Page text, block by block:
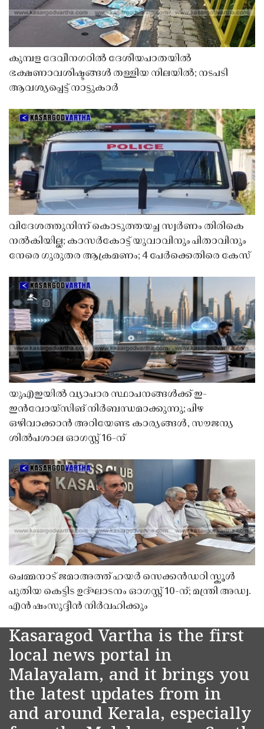
കുമ്പള ദേവീനഗറിൽ ദേശീയപാതയിൽ
ഭക്ഷണാവശിഷ്ടങ്ങൾ തള്ളിയ നിലയിൽ; നടപടി
ആവശ്യപ്പെട്ട് നാട്ടുകാർ
വിദേശത്തുനിന്ന് കൊടുത്തയച്ച സ്വർണം തിരികെ
നൽകിയില്ല; കാസർകോട്ട് യുവാവിനും പിതാവിനും
നേരെ ഗുരുതര ആക്രമണം; 4 പേർക്കെതിരെ കേസ്
യുഎഇയിൽ വ്യാപാര സ്ഥാപനങ്ങൾക്ക് ഇ-
ഇൻവോയ്സിങ് നിർബന്ധമാക്കുന്നു; പിഴ
ഒഴിവാക്കാൻ അറിയേണ്ട കാര്യങ്ങൾ, സൗജന്യ
ശിൽപശാല ഓഗസ്റ്റ് 16-ന്
ചെമ്മനാട് ജമാഅത്ത് ഹയർ സെക്കൻഡറി സ്കൂൾ
പുതിയ കെട്ടിട ഉദ്ഘാടനം ഓഗസ്റ്റ് 10-ന്; മന്ത്രി അഡ്വ.
എൻ ഷംസുദ്ദീൻ നിർവഹിക്കും
Kasaragod Vartha is the first
local news portal in
Malayalam, and it brings you
the latest updates from in
and around Kerala, especially